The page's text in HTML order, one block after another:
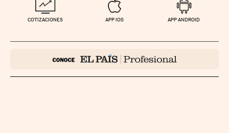
COTIZACIONES APP IOS APP ANDROID